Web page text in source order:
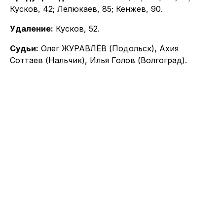
Кусков, 42; Лелюкаев, 85; Кенжев, 90.
Удаление: Кусков, 52.
Судьи: Олег ЖУРАВЛЁВ (Подольск), Ахия
Соттаев (Нальчик), Илья Голов (Волгоград).